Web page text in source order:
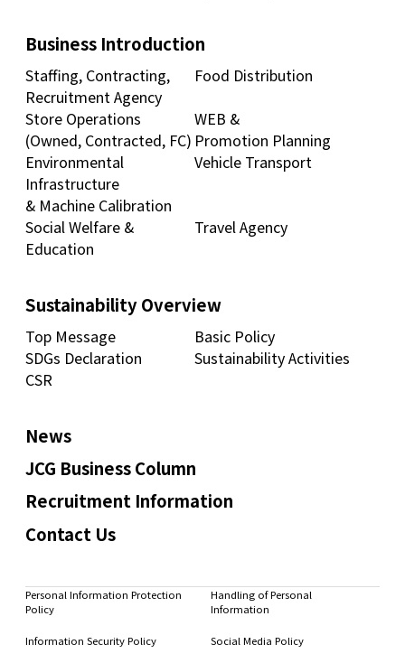
Business Introduction
Staffing, Contracting,
Recruitment Agency
Food Distribution
Store Operations
(Owned, Contracted, FC)
WEB &
Promotion Planning
Environmental
Infrastructure
& Machine Calibration
Vehicle Transport
Social Welfare &
Education
Travel Agency
Sustainability Overview
Top Message
Basic Policy
SDGs Declaration
Sustainability Activities
CSR
News
JCG Business Column
Recruitment Information
Contact Us
Personal Information Protection
Policy
Handling of Personal
Information
Information Security Policy Social Media Policy